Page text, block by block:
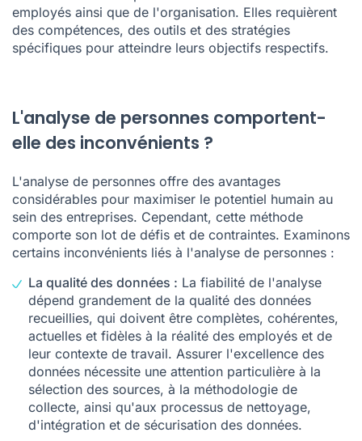
employés ainsi que de l'organisation. Elles requièrent
des compétences, des outils et des stratégies
spécifiques pour atteindre leurs objectifs respectifs.
L'analyse de personnes comportent-
elle des inconvénients ?
L'analyse de personnes offre des avantages
considérables pour maximiser le potentiel humain au
sein des entreprises. Cependant, cette méthode
comporte son lot de défis et de contraintes. Examinons
certains inconvénients liés à l'analyse de personnes :
La qualité des données : La fiabilité de l'analyse
dépend grandement de la qualité des données
recueillies, qui doivent être complètes, cohérentes,
actuelles et fidèles à la réalité des employés et de
leur contexte de travail. Assurer l'excellence des
données nécessite une attention particulière à la
sélection des sources, à la méthodologie de
collecte, ainsi qu'aux processus de nettoyage,
d'intégration et de sécurisation des données.